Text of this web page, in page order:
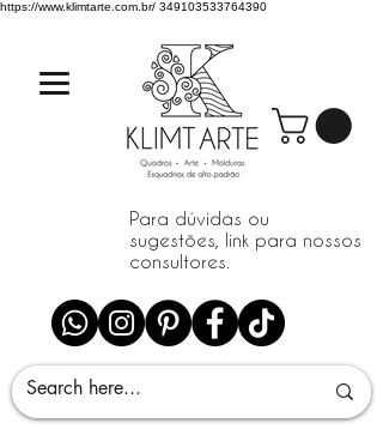
https://www.klimtarte.com.br/ 349103533764390
Para dúvidas ou
sugestões, link para nossos
consultores.